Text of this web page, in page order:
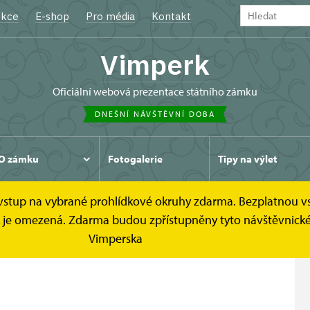
E-shop Pro média Kontakt
Vimperk
oficiální webová prezentace státního zámku
DNEŠNÍ NÁVŠTĚVNÍ DOBA
zámku Fotogalerie Tipy na výlet
na vybrané prohlídkové okruhy zdarma. Bezplatnou
omezená. Zdarma budou zpřístupněny tyto
Vimperska
okruhy Dolní zámek